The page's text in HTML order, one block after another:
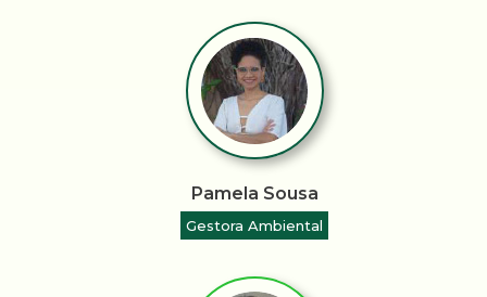
Pamela Sousa
Gestora Ambiental